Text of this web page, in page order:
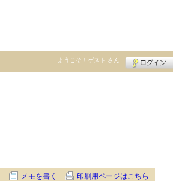
ようこそ！ ゲスト さん
メモを書く 印刷用ページはこちら